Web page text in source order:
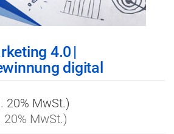
4.0 |
digital